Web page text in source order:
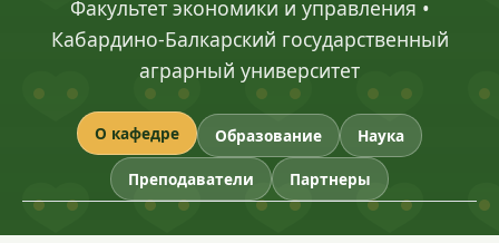
Факультет экономики и управления •
Кабардино-Балкарский государственный
аграрный университет
О кафедре Образование Наука
Преподаватели Партнеры